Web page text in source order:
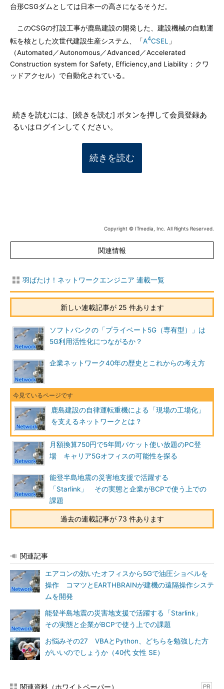
台形CSGダムとしては日本一の高さになるそうだ。
このCSGの打設工事が鹿島建設の開発した、建設機械の自動運
転を核とした次世代建設生産システム、「A4CSEL
」
（Automated／Autonomous／Advanced／Accelerated
Construction system for Safety, Efficiency,and Liability：クワ
ッドアクセル）で自動化されている。
続きを読むには、[続きを読む] ボタンを押して会員登録あ
るいはログインしてください。
続きを読む
Copyright © ITmedia, Inc. All Rights Reserved.
関連情報
羽ばたけ！ネットワークエンジニア 連載一覧
新しい連載記事が 25 件あります
ソフトバンクの「プライベート5G（専有型）」は
5G利用活性化につながるか？
企業ネットワーク40年の歴史とこれからの考え方
鹿島建設の自律運転重機による「現場の工場化」
を支えるネットワークとは？
月額換算750円で5年間パケット使い放題のPC登
場 キャリア5Gオフィスの可能性を探る
能登半島地震の災害地支援で活躍する
「Starlink」 その実態と企業がBCPで使う上での
課題
過去の連載記事が 73 件あります
関連記事
エアコンの効いたオフィスから5Gで油圧ショベルを
操作 コマツとEARTHBRAINが建機の遠隔操作システ
ムを開発
能登半島地震の災害地支援で活躍する「Starlink」
その実態と企業がBCPで使う上での課題
お悩みその27 VBAとPython、どちらを勉強した方
がいいのでしょうか（40代 女性 SE）
関連資料（ホワイトペーパー） PR